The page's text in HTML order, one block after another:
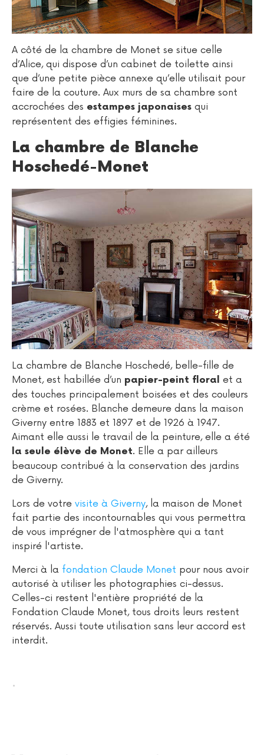
A côté de la chambre de Monet se situe celle
d’Alice, qui dispose d’un cabinet de toilette ainsi
que d’une petite pièce annexe qu’elle utilisait pour
faire de la couture. Aux murs de sa chambre sont
accrochées des estampes japonaises qui
représentent des effigies féminines.
La chambre de Blanche
Hoschedé-Monet
La chambre de Blanche Hoschedé, belle-fille de
Monet, est habillée d’un papier-peint floral et a
des touches principalement boisées et des couleurs
crème et rosées. Blanche demeure dans la maison
Giverny entre 1883 et 1897 et de 1926 à 1947.
Aimant elle aussi le travail de la peinture, elle a été
la seule élève de Monet. Elle a par ailleurs
beaucoup contribué à la conservation des jardins
de Giverny.
Lors de votre visite à Giverny, la maison de Monet
fait partie des incontournables qui vous permettra
de vous imprégner de l'atmosphère qui a tant
inspiré l'artiste.
Merci à la fondation Claude Monet pour nous avoir
autorisé à utiliser les photographies ci-dessus.
Celles-ci restent l'entière propriété de la
Fondation Claude Monet, tous droits leurs restent
réservés. Aussi toute utilisation sans leur accord est
interdit.
.